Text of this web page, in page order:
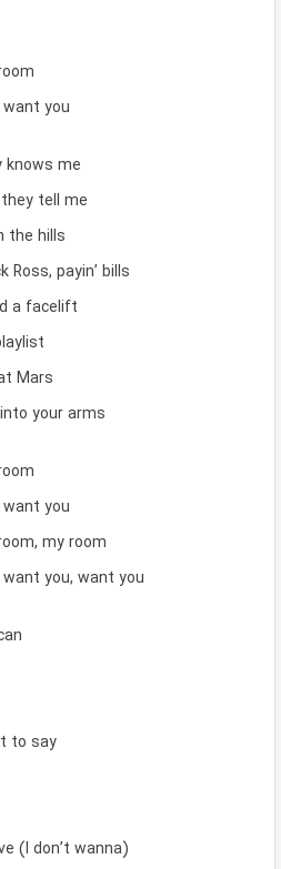
you
knows me
tell me
the hills
Ross, payin’ bills
a facelift
Mars
your arms
you
my room
you, want you
to say
(I don’t wanna)